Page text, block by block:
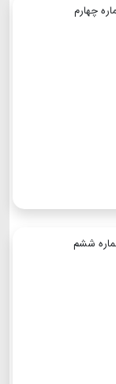
چهارم
ششم